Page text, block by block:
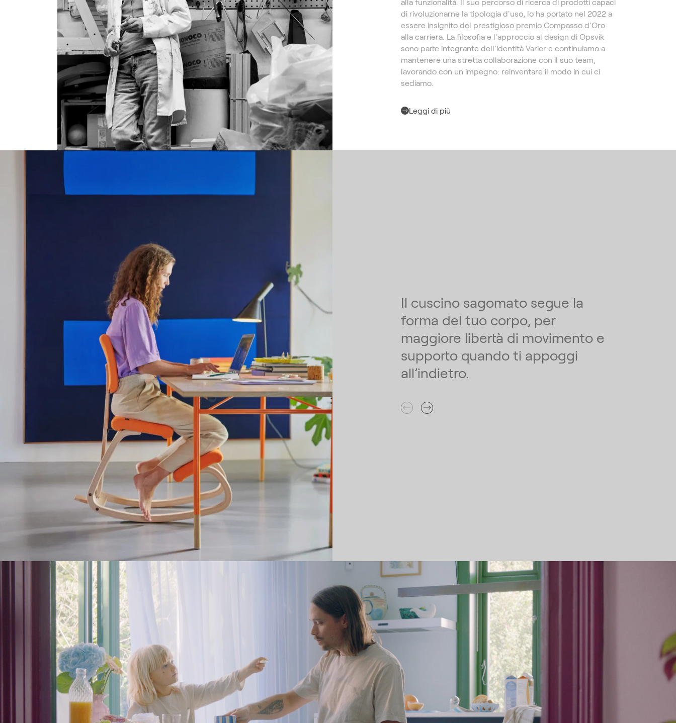
di rivoluzionarne la tipologia d'uso, lo ha portato nel 2022 a
essere insignito del prestigioso premio Compasso d'Oro
alla carriera. La filosofia e l'approccio al design di Opsvik
sono parte integrante dell'identità Varier e continuiamo a
mantenere una stretta collaborazione con il suo team,
lavorando con un impegno: reinventare il modo in cui ci
sediamo.
Leggi di più
Il cuscino sagomato segue la
forma del tuo corpo, per
maggiore libertà di movimento e
supporto quando ti appoggi
all’indietro.